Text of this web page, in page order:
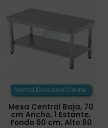
Venta Exclusiva Online
Mesa Central Baja, 70
cm Ancho, 1 Estante,
Fondo 60 cm, Alto 60